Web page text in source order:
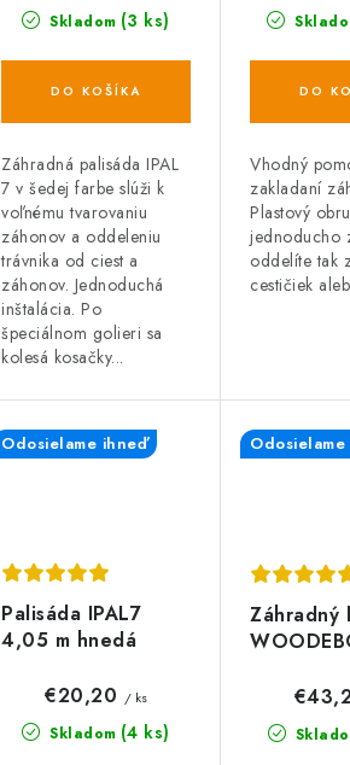
o
u
k
t
o
v
Skladom (3 ks)
DO KOŠÍKA
Záhradná palisáda IPAL
7 v šedej farbe slúži k
voľnému tvarovaniu
záhonov a oddeleniu
trávnika od ciest a
záhonov. Jednoduchá
inštalácia. Po
špeciálnom golieri sa
kolesá kosačky...
DO
Vhodný
zakladaní
Plastový
jednoducho
oddelíte tak
cestičiek
Palisáda IPAL7
4,05 m hnedá
Odosielame ihneď
Skladom (4 ks)
€20,20 / ks
Záhradný